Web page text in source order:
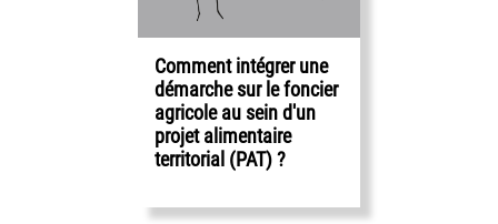
Comment intégrer une
démarche sur le foncier
agricole au sein d'un
projet alimentaire
territorial (PAT) ?